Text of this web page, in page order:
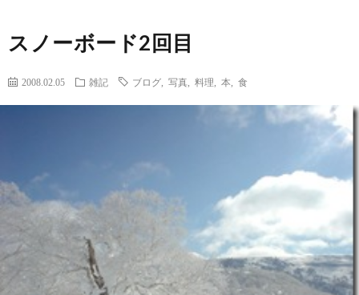
ガ
ジ
ッ
ト
グ
メ
行・
散
こ
の
スノーボード2回目
2008.02.05 雑記 ブログ 写真 料理 本 食